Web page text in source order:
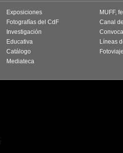
Exposiciones
Fotografías del CdF
Investigación
Educativa
Catálogo
Mediateca
MUFF,
Canal
Líneas